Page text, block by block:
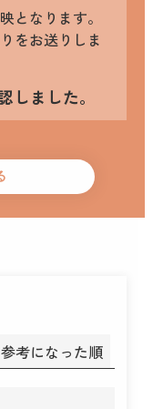
となります。
をお送りしま
しました。
参考になった順